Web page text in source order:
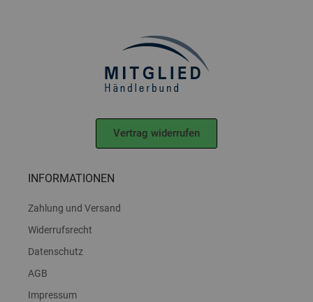
Vertrag widerrufen
INFORMATIONEN
Zahlung und Versand
Widerrufsrecht
Datenschutz
AGB
Impressum